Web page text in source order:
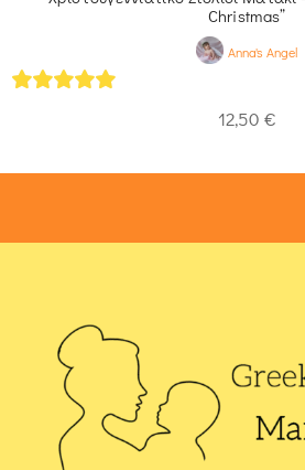
Christmas”
Anna's Angel
12,50 €